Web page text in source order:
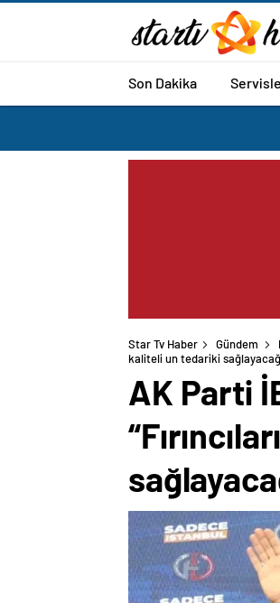
Son Dakika
Star Tv Haber Gündem
kaliteli un tedariki
AK Parti